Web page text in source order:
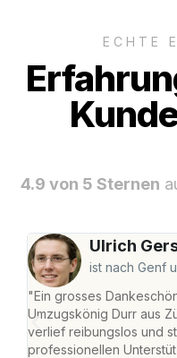
ECHTE
4.9 von 5 Sternen
Ulrich
ist nach Genf
"Ein grosses
Umzugskönig Durr aus
verlief reibungslos und
professionellen